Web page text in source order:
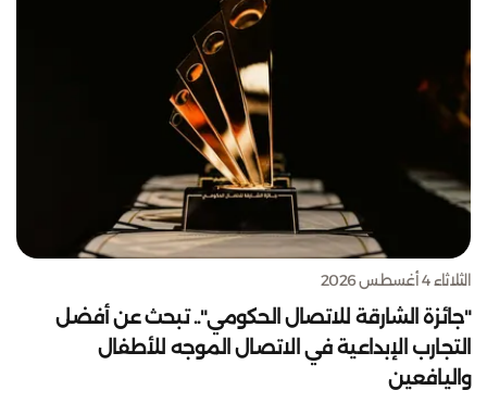
الثلاثاء 4 أغسطس 2026
"جائزة الشارقة للاتصال الحكومي".. تبحث عن أفضل
التجارب الإبداعية في الاتصال الموجه للأطفال
واليافعين